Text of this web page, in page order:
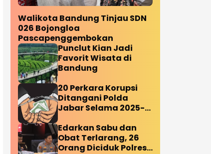
Walikota Bandung Tinjau SDN
026 Bojongloa
Pascapenggembokan
Punclut Kian Jadi
Favorit Wisata di
Bandung
20 Perkara Korupsi
Ditangani Polda
Jabar Selama 2025-
Edarkan Sabu dan
Obat Terlarang, 26
Orang Diciduk Polres